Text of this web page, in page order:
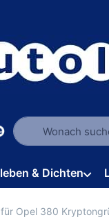
Geben Sie einen
& Dichten
Opel 380